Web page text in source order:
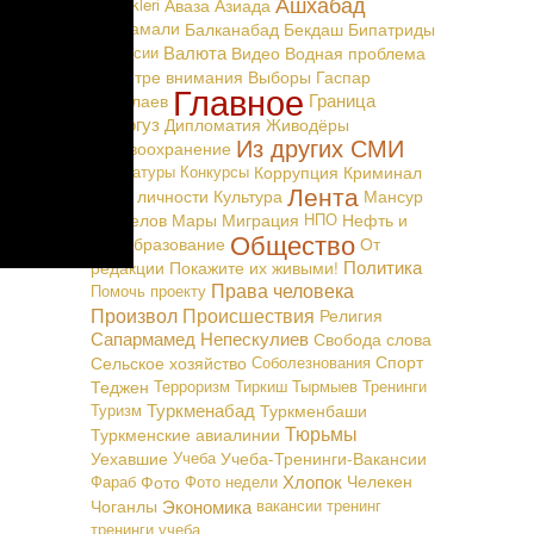
Байрамали Балканабад Бекдаш Бипатриды
Вакансии Валюта Видео Водная проблема
В центре внимания Выборы Гаспар
Маталаев Главное Граница
Дашогуз Дипломатия Живодёры
Здравоохранение Из других СМИ
Карикатуры Конкурсы Коррупция Криминал
Культ личности Культура Лента Мансур
Мингелов Мары Миграция НПО Нефть и
Образование Общество От
редакции Покажите их живыми! Политика
Помочь проекту Права человека
Произвол Происшествия Религия
Сапармамед Непескулиев Свобода слова
Сельское хозяйство Соболезнования Спорт
Теджен Терроризм Тиркиш Тырмыев Тренинги
Туризм Туркменабад Туркменбаши
Туркменские авиалинии Тюрьмы
Уехавшие Учеба Учеба-Тренинги-Вакансии
Фараб Фото Фото недели Хлопок Челекен
Чоганлы Экономика вакансии тренинг
тренинги учеба